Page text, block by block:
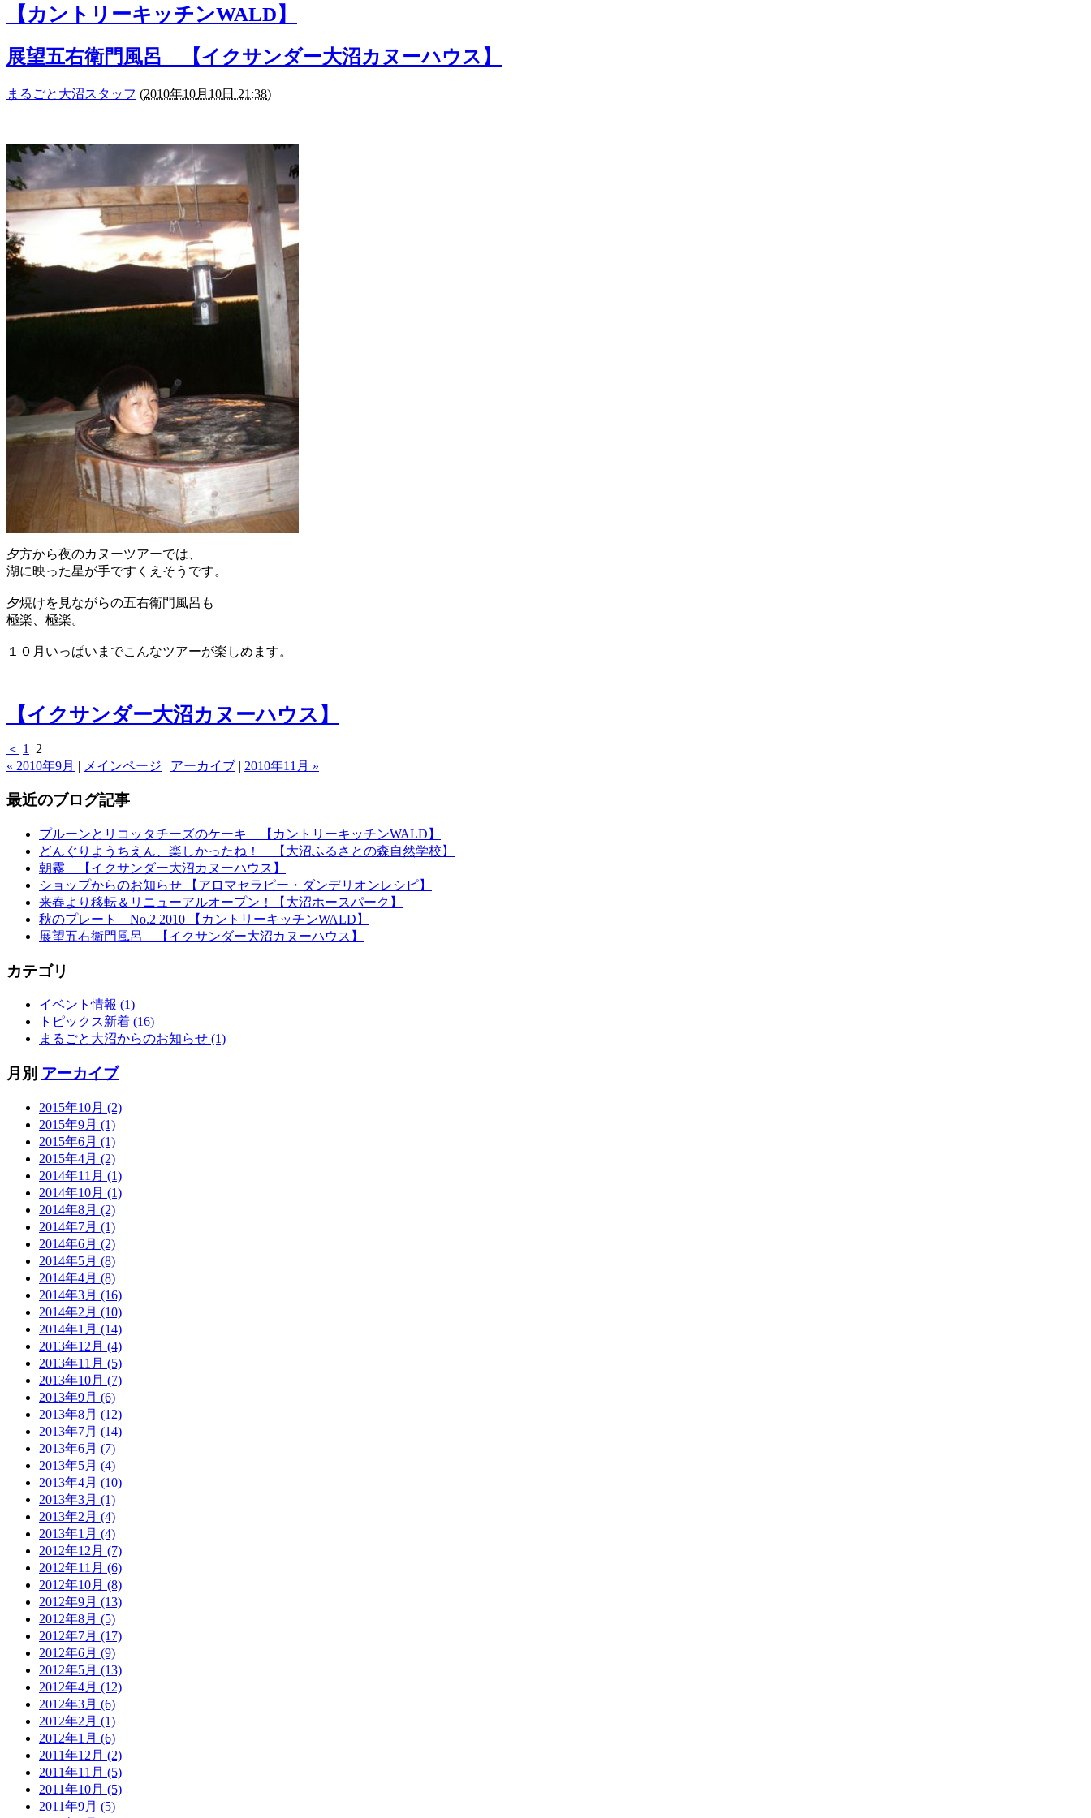
【カントリーキッチンWALD】
展望五右衛門風呂 【イクサンダー大沼カヌーハウス】
まるごと大沼スタッフ (2010年10月10日 21:38)
夕方から夜のカヌーツアーでは、
湖に映った星が手ですくえそうです。
夕焼けを見ながらの五右衛門風呂も
極楽、極楽。
１０月いっぱいまでこんなツアーが楽しめます。
【イクサンダー大沼カヌーハウス】
＜ 1
2
« 2010年9月 | メインページ | アーカイブ | 2010年11月 »
最近のブログ記事
プルーンとリコッタチーズのケーキ 【カントリーキッチンWALD】
どんぐりようちえん、楽しかったね！ 【大沼ふるさとの森自然学校】
朝霧 【イクサンダー大沼カヌーハウス】
ショップからのお知らせ 【アロマセラピー・ダンデリオンレシピ】
来春より移転＆リニューアルオープン！【大沼ホースパーク】
秋のプレート No.2 2010 【カントリーキッチンWALD】
展望五右衛門風呂 【イクサンダー大沼カヌーハウス】
カテゴリ
イベント情報 (1)
トピックス新着 (16)
まるごと大沼からのお知らせ (1)
月別 アーカイブ
2015年10月 (2)
2015年9月 (1)
2015年6月 (1)
2015年4月 (2)
2014年11月 (1)
2014年10月 (1)
2014年8月 (2)
2014年7月 (1)
2014年6月 (2)
2014年5月 (8)
2014年4月 (8)
2014年3月 (16)
2014年2月 (10)
2014年1月 (14)
2013年12月 (4)
2013年11月 (5)
2013年10月 (7)
2013年9月 (6)
2013年8月 (12)
2013年7月 (14)
2013年6月 (7)
2013年5月 (4)
2013年4月 (10)
2013年3月 (1)
2013年2月 (4)
2013年1月 (4)
2012年12月 (7)
2012年11月 (6)
2012年10月 (8)
2012年9月 (13)
2012年8月 (5)
2012年7月 (17)
2012年6月 (9)
2012年5月 (13)
2012年4月 (12)
2012年3月 (6)
2012年2月 (1)
2012年1月 (6)
2011年12月 (2)
2011年11月 (5)
2011年10月 (5)
2011年9月 (5)